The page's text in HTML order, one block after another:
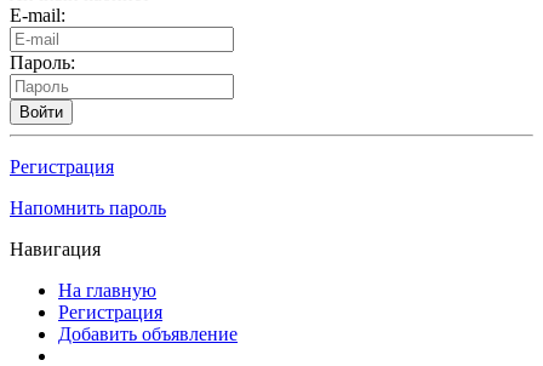
E-mail:
Пароль:
Войти
Регистрация
Напомнить пароль
Навигация
На главную
Регистрация
Добавить объявление